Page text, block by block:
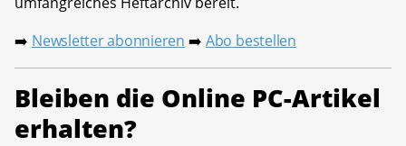
➡️ Newsletter abonnieren ➡️ Abo bestellen
Bleiben die Online PC-Artikel
erhalten?